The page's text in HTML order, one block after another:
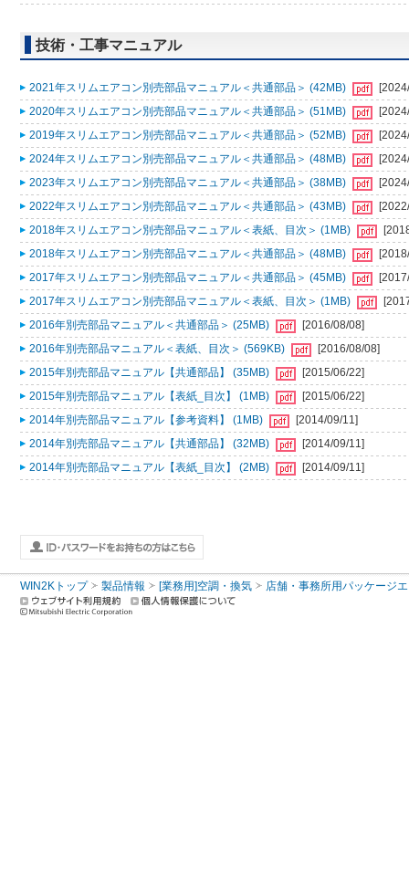
技術・工事マニュアル
2021年スリムエアコン別売部品マニュアル＜共通部品＞ (42MB)
2020年スリムエアコン別売部品マニュアル＜共通部品＞ (51MB)
2019年スリムエアコン別売部品マニュアル＜共通部品＞ (52MB)
2024年スリムエアコン別売部品マニュアル＜共通部品＞ (48MB)
2023年スリムエアコン別売部品マニュアル＜共通部品＞ (38MB)
2022年スリムエアコン別売部品マニュアル＜共通部品＞ (43MB)
2018年スリムエアコン別売部品マニュアル＜表紙、目次＞ (1MB)
2018年スリムエアコン別売部品マニュアル＜共通部品＞ (48MB)
2017年スリムエアコン別売部品マニュアル＜共通部品＞ (45MB)
2017年スリムエアコン別売部品マニュアル＜表紙、目次＞ (1MB)
2016年別売部品マニュアル＜共通部品＞ (25MB)
[2016/08/08]
2016年別売部品マニュアル＜表紙、目次＞ (569KB)
[2016/08/08]
2015年別売部品マニュアル【共通部品】 (35MB)
[2015/06/22]
2015年別売部品マニュアル【表紙_目次】 (1MB)
[2015/06/22]
2014年別売部品マニュアル【参考資料】 (1MB)
[2014/09/11]
2014年別売部品マニュアル【共通部品】 (32MB)
[2014/09/11]
2014年別売部品マニュアル【表紙_目次】 (2MB)
[2014/09/11]
WIN2Kトップ 製品情報 [業務用]空調・換気 店舗・事務所用パッケージ